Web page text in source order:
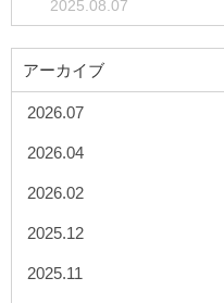
2025.08.07
アーカイブ
2026.07
2026.04
2026.02
2025.12
2025.11